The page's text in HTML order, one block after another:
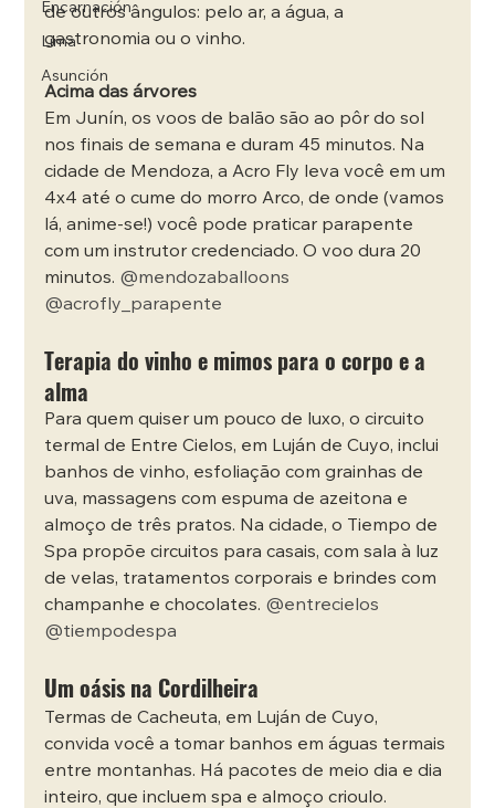
Encarnación
Lima
Asunción
de outros ângulos: pelo ar, a água, a
gastronomia ou o vinho.
Acima das árvores
Em Junín, os voos de balão são ao pôr do sol
nos finais de semana e duram 45 minutos. Na
cidade de Mendoza, a Acro Fly leva você em um
4x4 até o cume do morro Arco, de onde (vamos
lá, anime-se!) você pode praticar parapente
com um instrutor credenciado. O voo dura 20
minutos. @mendozaballoons
@acrofly_parapente
Terapia do vinho e mimos para o corpo e a
alma
Para quem quiser um pouco de luxo, o circuito
termal de Entre Cielos, em Luján de Cuyo, inclui
banhos de vinho, esfoliação com grainhas de
uva, massagens com espuma de azeitona e
almoço de três pratos. Na cidade, o Tiempo de
Spa propõe circuitos para casais, com sala à luz
de velas, tratamentos corporais e brindes com
champanhe e chocolates. @entrecielos
@tiempodespa
Um oásis na Cordilheira
Termas de Cacheuta, em Luján de Cuyo,
convida você a tomar banhos em águas termais
entre montanhas. Há pacotes de meio dia e dia
inteiro, que incluem spa e almoço crioulo.